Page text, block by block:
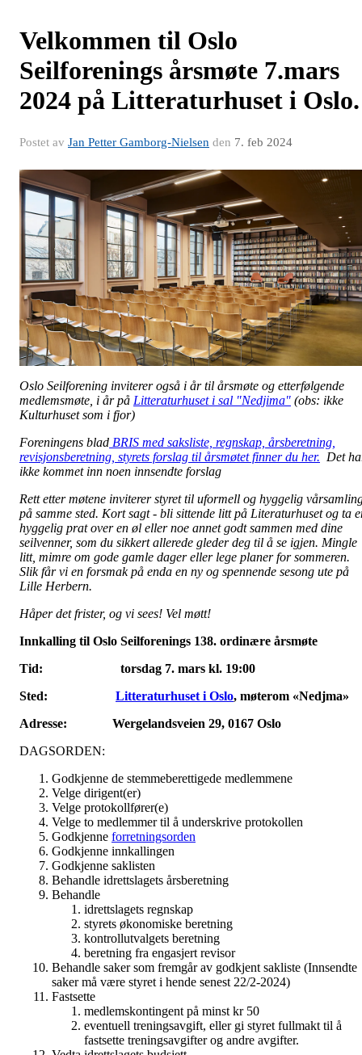
Velkommen til Oslo
Seilforenings årsmøte 7.mars
2024 på Litteraturhuset i Oslo.
Postet av Jan Petter Gamborg-Nielsen den 7. feb 2024
Oslo Seilforening inviterer også i år til årsmøte og etterfølgende
medlemsmøte, i år på Litteraturhuset i sal "Nedjima" (obs: ikke
Kulturhuset som i fjor)
Foreningens blad BRIS med saksliste, regnskap, årsberetning,
revisjonsberetning, styrets forslag til årsmøtet finner du her. Det
ikke kommet inn noen innsendte forslag
Rett etter møtene inviterer styret til uformell og hyggelig
på samme sted. Kort sagt - bli sittende litt på Literaturhuset og ta
hyggelig prat over en øl eller noe annet godt sammen med dine
seilvenner, som du sikkert allerede gleder deg til å se igjen. Mingle
litt, mimre om gode gamle dager eller lege planer for sommeren.
Slik får vi en forsmak på enda en ny og spennende sesong ute på
Lille Herbern.
Håper det frister, og vi sees! Vel møtt!
Innkalling til Oslo Seilforenings 138. ordinære årsmøte
Tid: torsdag 7. mars kl. 19:00
Sted: Litteraturhuset i Oslo, møterom «Nedjma»
Adresse: Wergelandsveien 29, 0167 Oslo
DAGSORDEN:
Godkjenne de stemmeberettigede medlemmene
Velge dirigent(er)
Velge protokollfører(e)
Velge to medlemmer til å underskrive protokollen
Godkjenne forretningsorden
Godkjenne innkallingen
Godkjenne saklisten
Behandle idrettslagets årsberetning
Behandle
idrettslagets regnskap
styrets økonomiske beretning
kontrollutvalgets beretning
beretning fra engasjert revisor
Behandle saker som fremgår av godkjent sakliste (Innsendte
saker må være styret i hende senest 22/2-2024)
Fastsette
medlemskontingent på minst kr 50
eventuell treningsavgift, eller gi styret fullmakt til å
fastsette treningsavgifter og andre avgifter.